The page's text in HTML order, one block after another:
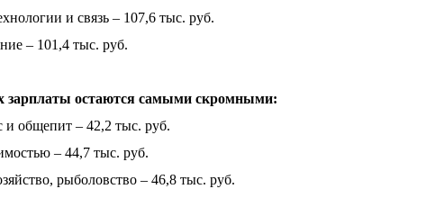
и связь – 107,6 тыс. руб.
– 101,4 тыс. руб.
зарплаты остаются самыми скромными:
и общепит – 42,2 тыс. руб.
– 44,7 тыс. руб.
рыболовство – 46,8 тыс. руб.